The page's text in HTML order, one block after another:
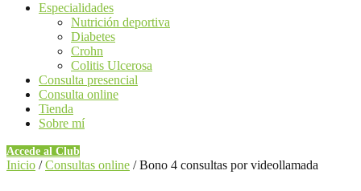
Especialidades
Nutrición deportiva
Diabetes
Crohn
Colitis Ulcerosa
Consulta presencial
Consulta online
Tienda
Sobre mí
Accede al Club
Inicio /Consultas online / Bono 4 consultas por videollamada